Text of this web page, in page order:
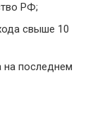
РФ;
свыше 10
последнем